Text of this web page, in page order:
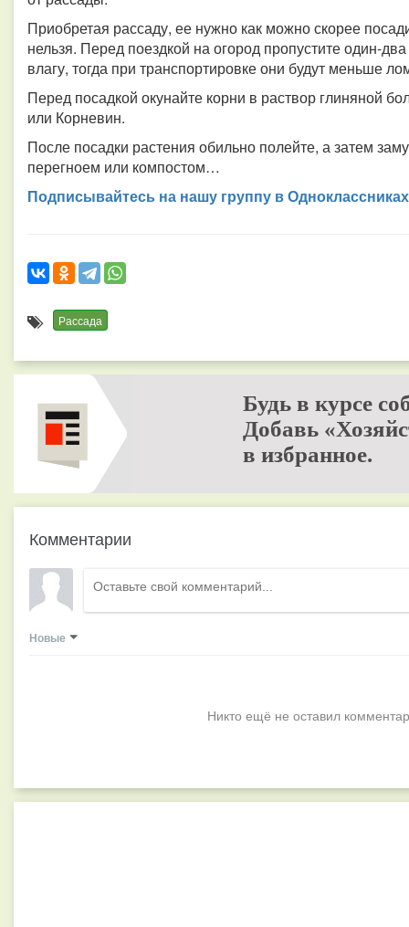
Приобретая рассаду, ее нужно как можно скорее
нельзя. Перед поездкой на огород пропустите один-
влагу, тогда при транспортировке они будут меньше
Перед посадкой окунайте корни в раствор глиняной
или Корневин.
После посадки растения обильно полейте, а затем
перегноем или компостом…
Подписывайтесь на нашу группу в Одноклассниках
Рассада
Будь в курсе
Добавь
в избранное.
Комментарии
Новые
Никто ещё не оставил